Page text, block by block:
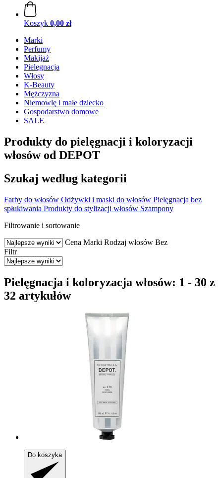
Koszyk 0,00 zł
Marki
Perfumy
Makijaż
Pielęgnacja
Włosy
K-Beauty
Mężczyzna
Niemowlę i małe dziecko
Gospodarstwo domowe
SALE
Produkty do pielęgnacji i koloryzacji
włosów od DEPOT
Szukaj według kategorii
Farby do włosów Odżywki i maski do włosów Pielęgnacja bez
spłukiwania Produkty do stylizacji włosów Szampony
Filtrowanie i sortowanie
Cena Marki Rodzaj włosów Bez
Filtr
Pielęgnacja i koloryzacja włosów: 1 - 30 z
32 artykułów
Do koszyka